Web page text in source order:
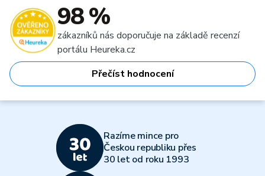
98 %
zákazníků nás doporučuje na základě recenzí
portálu Heureka.cz
Přečíst hodnocení
Razíme mince pro
Českou republiku přes
30 let od roku 1993